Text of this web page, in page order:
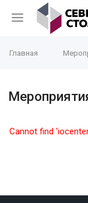
Главная
Cannot find